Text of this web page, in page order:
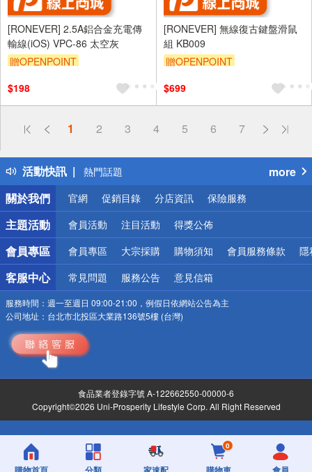
[RONEVER] 2.5A鋁合金充電傳
輸線(iOS) VPC-86 太空灰
贈OPENPOINT
$198
[RONEVER] 無線復古鍵盤滑鼠
組 KB009
贈OPENPOINT
$699
1 2 3 4 5 6 7
活動快訊
偏遠地區配送
得獎公告
熱門話題
銀行優惠
偏遠地區配送
詐騙網頁！請小心！
more
關於我們
官網 促銷目錄 分店資訊 保險服務
主題活動 會員活動 注目活動 得獎公佈
會員專區 會員專區 大宗採購 購物須知 會員服務條款 隱
客服中心 常見問題 服務公告 意見信箱
服務時間： 週一至週日 09:00-21:00，例假日依網站公告為主
公司地址： 台北市北投區大業路136號5樓 (台灣)
食品業者登錄字號 A-122662550-00000-6
Copyright©2026 Uni-Prosperity Lifestyle Corp. All Right Reserved
0